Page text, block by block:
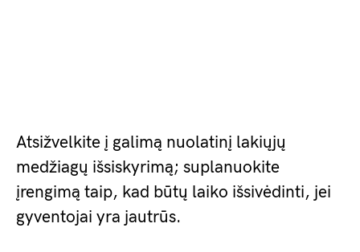
Atsižvelkite į galimą nuolatinį lakiųjų
medžiagų išsiskyrimą; suplanuokite
įrengimą taip, kad būtų laiko išsivėdinti, jei
gyventojai yra jautrūs.